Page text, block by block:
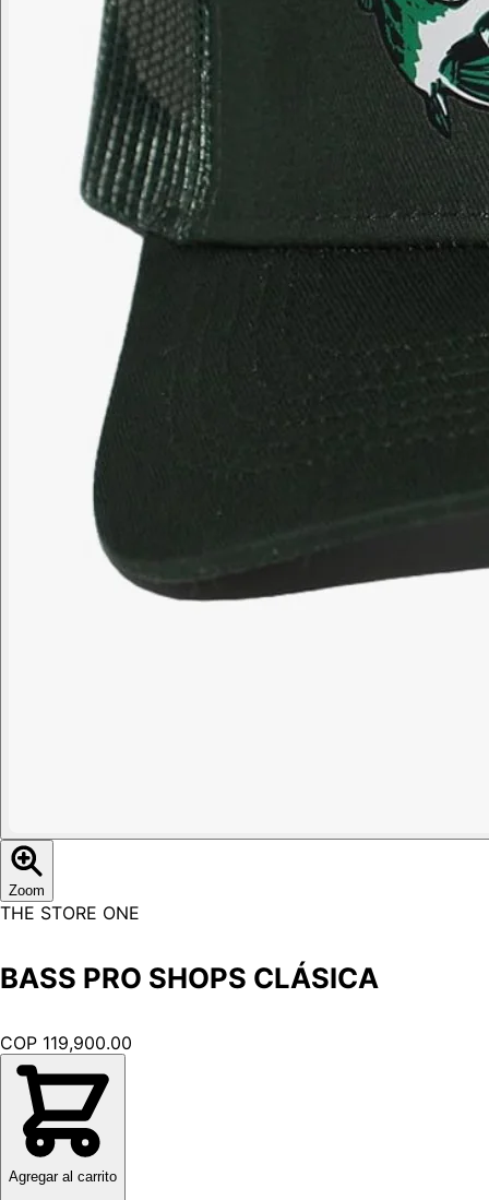
Zoom
THE STORE ONE
BASS PRO SHOPS CLÁSICA
COP 119,900.00
Agregar al carrito